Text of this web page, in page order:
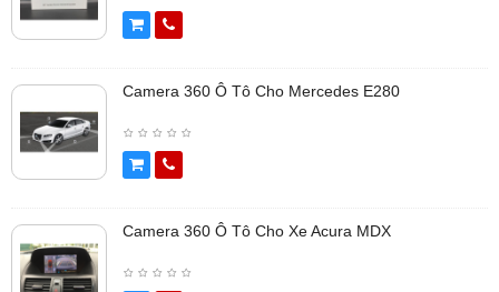
Camera 360 Ô Tô Cho Mercedes E280
Camera 360 Ô Tô Cho Xe Acura MDX